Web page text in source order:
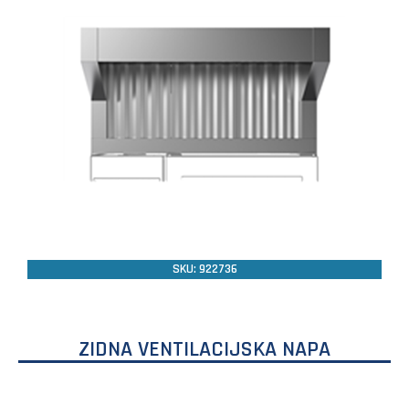
SKU: 922736
ZIDNA VENTILACIJSKA NAPA